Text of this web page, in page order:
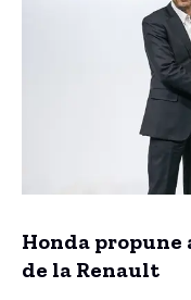
Honda
de la Renault